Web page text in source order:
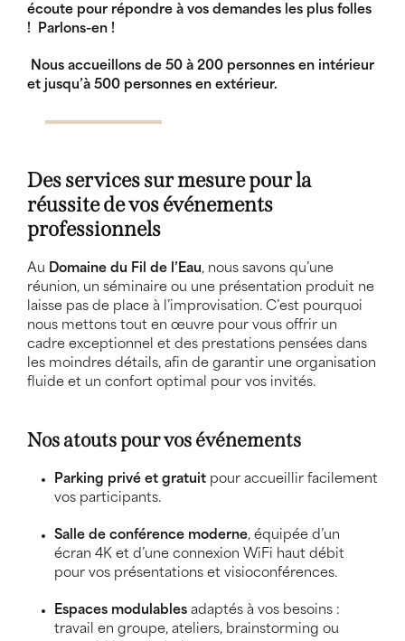
écoute pour répondre à vos demandes les plus folles
! Parlons-en !
Nous accueillons de 50 à 200 personnes en intérieur
et jusqu’à 500 personnes en extérieur.
Des services sur mesure pour la
réussite de vos événements
professionnels
Au Domaine du Fil de l’Eau, nous savons qu’une
réunion, un séminaire ou une présentation produit ne
laisse pas de place à l’improvisation. C’est pourquoi
nous mettons tout en œuvre pour vous offrir un
cadre exceptionnel et des prestations pensées dans
les moindres détails, afin de garantir une organisation
fluide et un confort optimal pour vos invités.
Nos atouts pour vos événements
Parking privé et gratuit pour accueillir facilement
vos participants.
Salle de conférence moderne, équipée d’un
écran 4K et d’une connexion WiFi haut débit
pour vos présentations et visioconférences.
Espaces modulables adaptés à vos besoins :
travail en groupe, ateliers, brainstorming ou